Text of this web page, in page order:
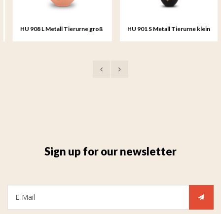
HU 908 L Metall Tierurne groß
HU 901 S Metall Tierurne klein
Sign up for our newsletter